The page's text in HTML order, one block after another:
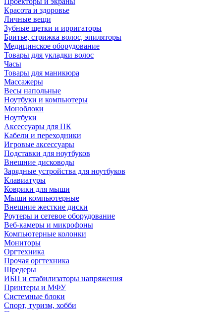
Красота и здоровье
Личные вещи
Зубные щетки и ирригаторы
Бритье, стрижка волос, эпиляторы
Медицинское оборудование
Товары для укладки волос
Часы
Товары для маникюра
Массажеры
Весы напольные
Ноутбуки и компьютеры
Моноблоки
Ноутбуки
Аксессуары для ПК
Кабели и переходники
Игровые аксессуары
Подставки для ноутбуков
Внешние дисководы
Зарядные устройства для ноутбуков
Клавиатуры
Коврики для мыши
Мыши компьютерные
Внешние жесткие диски
Роутеры и сетевое оборудование
Веб-камеры и микрофоны
Компьютерные колонки
Мониторы
Оргтехника
Прочая оргтехника
Шредеры
ИБП и стабилизаторы напряжения
Принтеры и МФУ
Системные блоки
Спорт, туризм, хобби